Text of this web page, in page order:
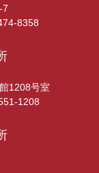
7
8358
1208号室
1208